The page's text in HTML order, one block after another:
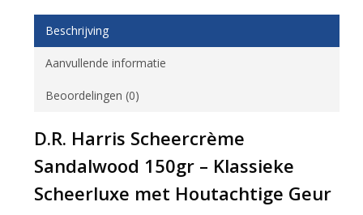
Beschrijving
Aanvullende informatie
Beoordelingen (0)
D.R. Harris Scheercrème
Sandalwood 150gr – Klassieke
Scheerluxe met Houtachtige Geur